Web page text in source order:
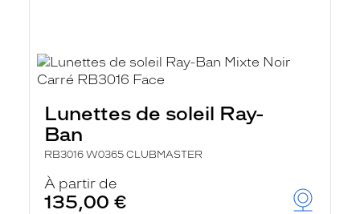
Lunettes de soleil Ray-
Ban
RB3016 W0365 CLUBMASTER
À partir de
135,00 €